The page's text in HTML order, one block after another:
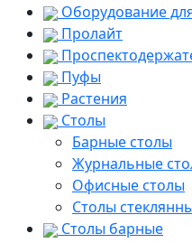
Оборудование
Пролайт
Пуфы
Растения
Столы
Барные столы
Журнальные
Офисные столы
Столы
Столы барные